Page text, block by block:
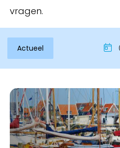
Inloggen
vragen.
Actueel